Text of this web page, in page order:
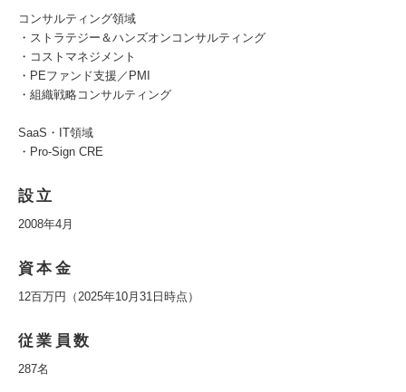
コンサルティング領域
・ストラテジー＆ハンズオンコンサルティング
・コストマネジメント
・PEファンド支援／PMI
・組織戦略コンサルティング
SaaS・IT領域
・Pro-Sign CRE
設立
2008年4月
資本金
12百万円（2025年10月31日時点）
従業員数
287名